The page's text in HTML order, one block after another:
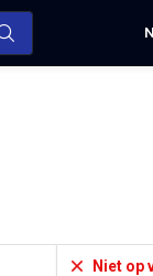
Niet op